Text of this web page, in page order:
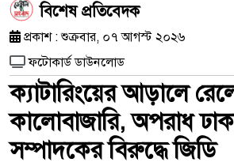
​বিশেষ প্রতিবেদক
প্রকাশ : শুক্রবার, ০৭ আগস্ট ২০২৬
ফটোকার্ড ডাউনলোড
ক্যাটারিংয়ের আড়ালে
কালোবাজারি, অপরাধ
সম্পাদকের বিরুদ্ধে জিডি